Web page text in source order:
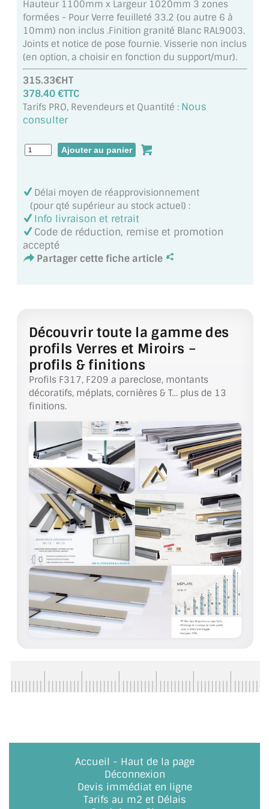
MIROIR DE SALLE DE BAIN
MIROIR PAROI DE DOUCHE
MIROIR POUR SALLE DE SPORT
MIROIR POUR SALLE DE DANSE
MIROIR ENCADRÉ
MIROIR TV
VERRE EXTRACLAIR
VERRE TREMPÉ (SÉCURIT)
PAROI DE DOUCHE
VERRE LAQUÉ/CRÉDENCE
VERRE FEUILLETÉ/TREMPÉ
DALLE DE SOL EN VERRE
PORTE EN VERRE
GARDE CORPS EN VERRE
VERRIÈRE TYPE ATELIER
VERRES TEXTURÉS
PLEXIGLAS PMMA
DOUBLE VITRAGE
ACCESSOIRES & QUINCAILLERIE
CATALOGUE DE PROFILS ET FIXATION DU
VERRE
LES FIXATIONS POUR MIROIR
VITRINE EN VERRE
LES CHARNIÈRES DE PORTE EN VERRE
BOUTONS ET POIGNÉES
Hauteur 1100mm x Largeur 1020mm 3 zones
formées - Pour Verre feuilleté 33.2 (ou autre 6 à
10mm) non inclus .Finition granité Blanc RAL9003.
Joints et notice de pose fournie. Visserie non inclus
(en option, a choisir en fonction du support/mur).
315.33€HT
378.40 €TTC
Tarifs PRO, Revendeurs et Quantité : Nous
consulter
Délai moyen de réapprovisionnement
(pour qté supérieur au stock actuel) :
Info livraison et retrait
Code de réduction, remise et promotion
accepté
Partager cette fiche article
Découvrir toute la gamme des
profils Verres et Miroirs –
profils & finitions
Profils F317, F209 a pareclose, montants
décoratifs, méplats, cornières & T… plus de 13
finitions.
Accueil - Haut de la page
Déconnexion
Devis immédiat en ligne
Tarifs au m2 et Délais